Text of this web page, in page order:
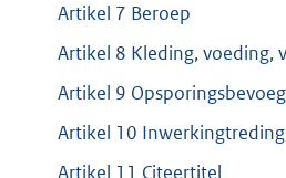
Artikel 7 Beroep
Artikel 8 Kleding, voeding,
Artikel 9
Artikel 10 Inwerkingtreding
Artikel 11 Citeertitel